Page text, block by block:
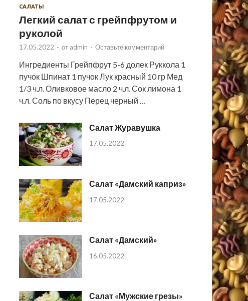
САЛАТЫ
Легкий салат с грейпфрутом и
руколой
17.05.2022 - от admin - Оставьте комментарий
Ингредиенты Грейпфрут 5-6 долек Руккола 1
пучок Шпинат 1 пучок Лук красный 10 гр Мед
1/3 ч.л. Оливковое масло 2 ч.л. Сок лимона 1
ч.л. Соль по вкусу Перец черный …
Салат Журавушка
17.05.2022
Салат «Дамский каприз»
17.05.2022
Салат «Дамский»
16.05.2022
Салат «Мужские грезы»